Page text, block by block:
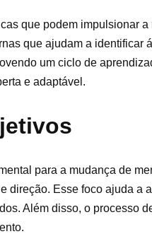
que podem impulsionar
que ajudam a
um ciclo de
e adaptável.
para a mudança de
direção. Esse foco ajuda a
Além disso, o processo